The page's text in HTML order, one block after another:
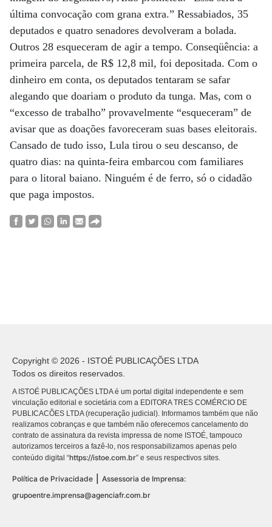
última convocação com grana extra.” Ressabiados, 35
deputados e quatro senadores devolveram a bolada.
Outros 28 esqueceram de agir a tempo. Conseqüência: a
primeira parcela, de R$ 12,8 mil, foi depositada. Com o
dinheiro em conta, os deputados tentaram se safar
alegando que doariam o produto da tunga. Mas, com o
“excesso de trabalho” provavelmente “esqueceram” de
avisar que as doações favoreceram suas bases eleitorais.
Cansado de tudo isso, Lula tirou o seu descanso, de
quatro dias: na quinta-feira embarcou com familiares
para o litoral baiano. Ninguém é de ferro, só o cidadão
que paga impostos.
Copyright © 2026 - ISTOÉ PUBLICAÇÕES LTDA
Todos os direitos reservados.
A ISTOÉ PUBLICAÇÕES LTDA é um portal digital independente e sem
vinculação editorial e societária com a EDITORA TRES COMÉRCIO DE
PUBLICACÕES LTDA (recuperação judicial). Informamos também que não
realizamos cobranças e que também não oferecemos cancelamento do
contrato de assinatura da revista impressa de nome ISTOÉ, tampouco
autorizamos terceiros a fazê-lo, nos responsabilizamos apenas pelo
conteúdo digital “https://istoe.com.br” e seus respectivos sites.
Política de Privacidade
Assessoria de Imprensa:
grupoentre.imprensa@agenciafr.com.br